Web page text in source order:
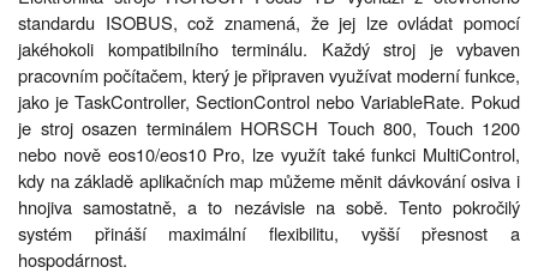
standardu ISOBUS, což znamená, že jej lze ovládat pomocí
jakéhokoli kompatibilního terminálu. Každý stroj je vybaven
pracovním počítačem, který je připraven využívat moderní funkce,
jako je TaskController, SectionControl nebo VariableRate. Pokud
je stroj osazen terminálem HORSCH Touch 800, Touch 1200
nebo nově eos10/eos10 Pro, lze využít také funkci MultiControl,
kdy na základě aplikačních map můžeme měnit dávkování osiva i
hnojiva samostatně, a to nezávisle na sobě. Tento pokročilý
systém přináší maximální flexibilitu, vyšší přesnost a
hospodárnost.